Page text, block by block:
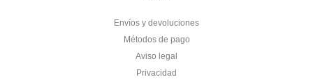
Envíos y devoluciones
Métodos de pago
Aviso legal
Privacidad